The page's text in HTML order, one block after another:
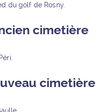
du golf de Rosny.
cimetière
cimetière